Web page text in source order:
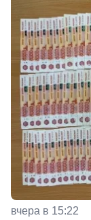
вчера в 15:22